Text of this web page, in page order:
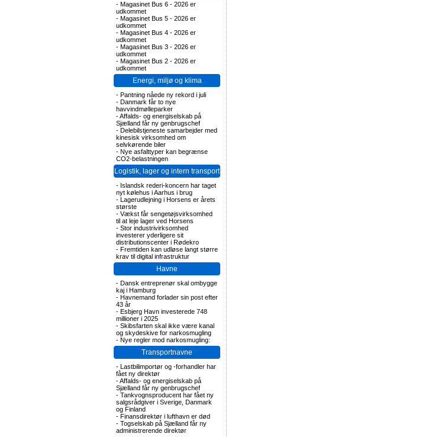
- Magasinet Bus 6 - 2026 er
udkommet
- Magasinet Bus 5 - 2026 er
udkommet
- Magasinet Bus 4 - 2026 er
udkommet
- Magasinet Bus 3 - 2026 er
udkommet
- Magasinet Bus 2 - 2026 er
udkommet
Energi, miljø og klima
- Pantning nåede ny rekord i juli
- Danmark får to nye
havvindmølleparker
-Affalds- og energiselskab på
Sjælland får ny genbrugschef
- Delebilstjeneste samarbejder med
kinesisk virksomhed om
selvkørende biler
- Nye asfalttyper kan begrænse
CO2-belastningen
Logistik, lager og intern transport
- Islandsk rederi-koncern har taget
nyt kølehus i Aarhus i brug
- Lagerudlejning i Horsens er årets
største
- Vækst får sengetøjsvirksomhed
til at leje lager ved Horsens
- Stor industrivirksomhed
investerer yderligere sit
distributionscenter i Rødekro
- Fremtiden kan udløse langt større
krav til digital infrastruktur
Havne
- Dansk entreprenør skal ombygge
kaj i Hamburg
- Havnemand forlader sin post efter
43 år
- Esbjerg Havn investerede 748
millioner i 2025
- Skibsfarten skal ikke være kanal
og skydeskive for narkosmugling
- Nye regler mod narkosmugling:
Transportnavne
- Lastbilimportør og -forhandler har
fået ny direktør
-Affalds- og energiselskab på
Sjælland får ny genbrugschef
- Tankvognsproducent har fået ny
salgsrådgiver i Sverige, Danmark
og Finland
- Finansdirektør i lufthavn er død
- Togselskab på Sjælland får ny
administrerende direktør